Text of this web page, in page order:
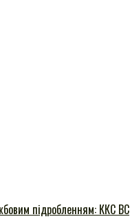
підробленням: ККС ВС